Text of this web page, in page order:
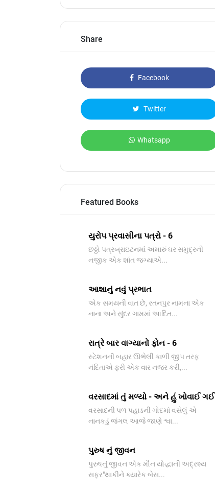
Share
Facebook
Twitter
Whatsapp
Featured Books
યુરોપ પ્રવાસીના પત્રો - 6
છઠ્ઠો પત્રબ્રાઇટનમાં અમારું ઘર સમુદ્રની
નજીક એક શાંત જગ્યાએ...
આશાનું નવું પ્રભાત
​એક સમયની વાત છે, રતનપુર નામના એક
નાના અને સુંદર ગામમાં આદિત...
રાત્રે બાર વાગ્યાનો ફોન - 6
સ્ટેશનની બહાર ઊભેલી કાળી જીપ તરફ
નંદિતાએ ફરી એક વાર નજર કરી,...
વરસાદમાં તું મળ્યો - અને હું ખોવાઈ ગઈ
વરસાદની પળ પહાડની ગોદમાં વસેલું એ
નાનકડું જંગલ આજે જાણે શ્વા...
પુરુષ નું જીવન
પુરુષનું જીવન એક મૌન યોદ્ધાની અદ્રશ્ય
સફર"થાકીને ક્યારેક બેસ...